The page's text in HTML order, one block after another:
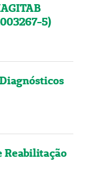
5)
Reabilitação